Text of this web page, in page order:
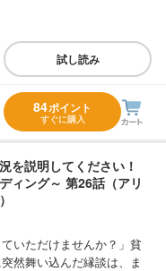
試し読み
84ポイント
すぐに購入
を説明してください！
ィング～ 第26話（アリ
いただけませんか？」貧
然舞い込んだ縁談は、ま